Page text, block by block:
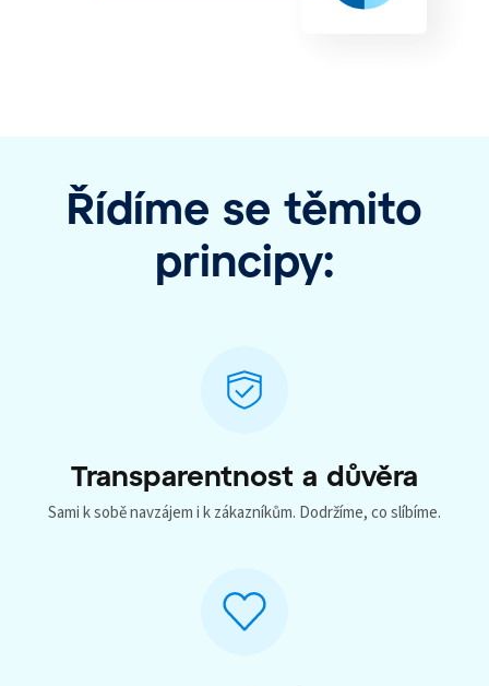
Řídíme se těmito
principy:
Transparentnost a důvěra
Sami k sobě navzájem i k zákazníkům. Dodržíme, co slíbíme.